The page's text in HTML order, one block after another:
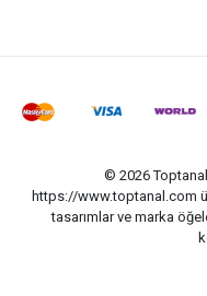
© 2026 Toptanal
https://www.toptanal.com
tasarımlar ve marka